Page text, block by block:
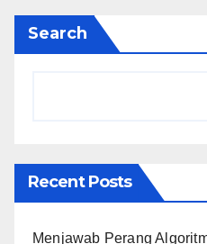
Search
Recent Posts
Menjawab Perang